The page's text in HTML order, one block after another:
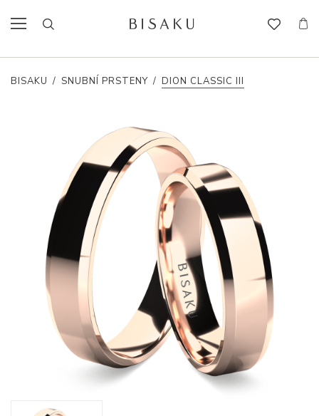
BISAKU / SNUBNÍ PRSTENY / DION CLASSIC III